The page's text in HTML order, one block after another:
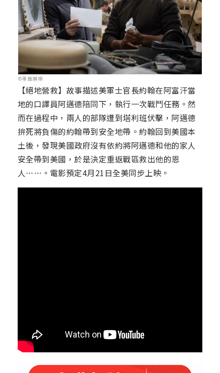
©車庫娛樂
【絕地營救】故事描述美軍士官長約翰在阿富汗當
地的口譯員阿邁德陪同下，執行一次戰鬥任務。然
而在過程中，兩人的部隊遭到塔利班伏擊，阿邁德
拚死將負傷的約翰帶到安全地帶。約翰回到美國本
土後，發現美國政府沒有依約將阿邁德和他的家人
安全帶到美國，於是決定重返戰區救出他的恩
人……。電影預定4月21日全美同步上映。